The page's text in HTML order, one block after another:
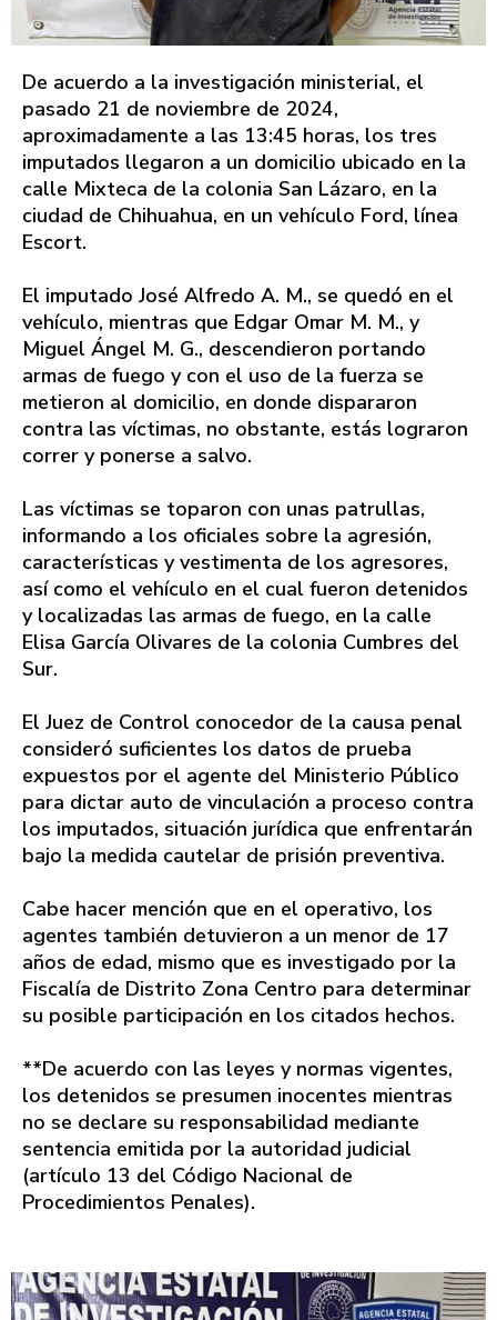
De acuerdo a la investigación ministerial, el
pasado 21 de noviembre de 2024,
aproximadamente a las 13:45 horas, los tres
imputados llegaron a un domicilio ubicado en la
calle Mixteca de la colonia San Lázaro, en la
ciudad de Chihuahua, en un vehículo Ford, línea
Escort.
El imputado José Alfredo A. M., se quedó en el
vehículo, mientras que Edgar Omar M. M., y
Miguel Ángel M. G., descendieron portando
armas de fuego y con el uso de la fuerza se
metieron al domicilio, en donde dispararon
contra las víctimas, no obstante, estás lograron
correr y ponerse a salvo.
Las víctimas se toparon con unas patrullas,
informando a los oficiales sobre la agresión,
características y vestimenta de los agresores,
así como el vehículo en el cual fueron detenidos
y localizadas las armas de fuego, en la calle
Elisa García Olivares de la colonia Cumbres del
Sur.
El Juez de Control conocedor de la causa penal
consideró suficientes los datos de prueba
expuestos por el agente del Ministerio Público
para dictar auto de vinculación a proceso contra
los imputados, situación jurídica que enfrentarán
bajo la medida cautelar de prisión preventiva.
Cabe hacer mención que en el operativo, los
agentes también detuvieron a un menor de 17
años de edad, mismo que es investigado por la
Fiscalía de Distrito Zona Centro para determinar
su posible participación en los citados hechos.
**De acuerdo con las leyes y normas vigentes,
los detenidos se presumen inocentes mientras
no se declare su responsabilidad mediante
sentencia emitida por la autoridad judicial
(artículo 13 del Código Nacional de
Procedimientos Penales).